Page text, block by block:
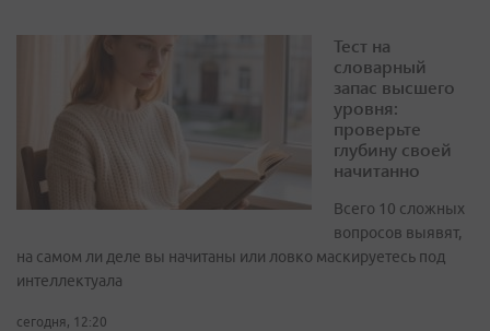
Тест на
словарный
запас высшего
уровня:
проверьте
глубину своей
начитанно
Всего 10 сложных
вопросов выявят,
на самом ли деле вы начитаны или ловко маскируетесь под
интеллектуала
сегодня, 12:20